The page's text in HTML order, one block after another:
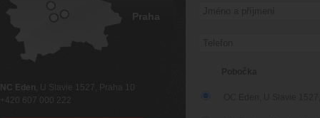
Praha
NC Eden , U Slavie 1527, Praha 10
+420 607 000 222